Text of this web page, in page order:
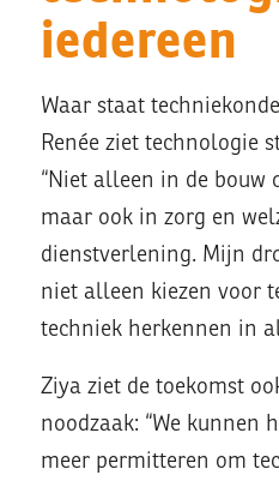
iedereen
Waar staat
Renée ziet technologie
“Niet alleen in de
maar ook in zorg en
dienstverlening. Mijn
niet alleen kiezen voor
techniek herkennen in
Ziya ziet de toekomst
noodzaak: “We kunnen
meer permitteren om